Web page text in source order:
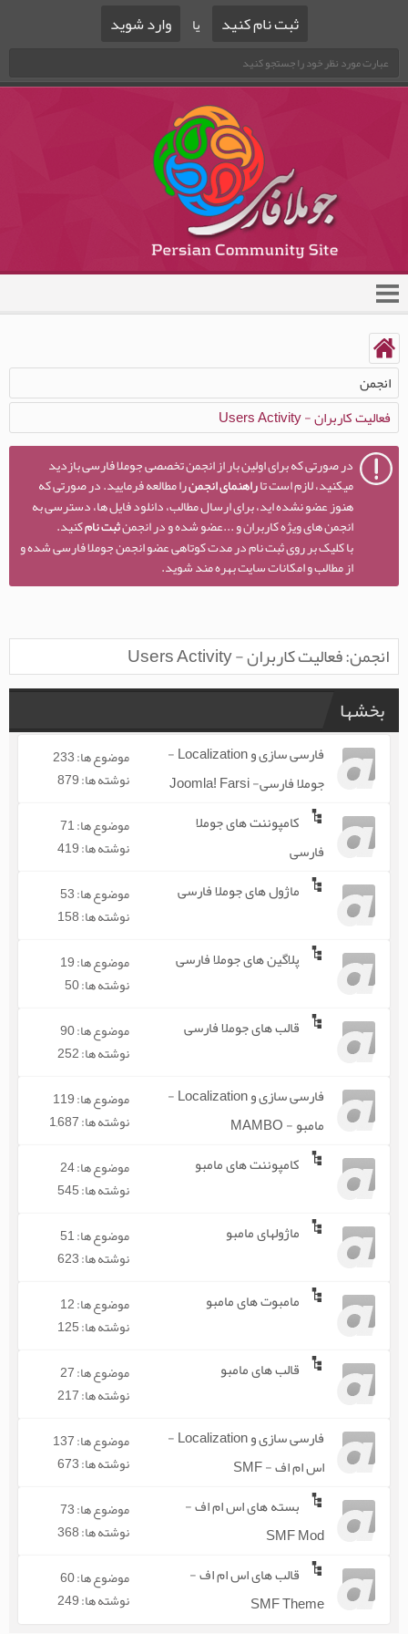
ثبت نام کنید یا وارد شوید
انجمن
فعالیت کاربران - Users Activity
در صورتی که برای اولین بار از انجمن تخصصی جوملا فارسی بازدید
میکنید، لازم است تاراهنمای انجمنرا مطالعه فرمایید. در صورتی که
هنوز عضو نشده اید، برای ارسال مطالب، دانلود فایل ها، دسترسی به
انجمن های ویژه کاربران و ...عضو شده و در انجمنثبت نامکنید.
با کلیک بر روی ثبت نام در مدت کوتاهی عضو انجمن جوملا فارسی شده و
از مطالب و امکانات سایت بهره مند شوید.
انجمن:فعالیت کاربران - Users Activity
بخشها
فارسی سازی و Localization -
جوملا فارسی- Joomla! Farsi
موضوع ها: 233
نوشته ها: 879
کامپوننت های جوملا
فارسی
موضوع ها: 71
نوشته ها: 419
ماژول های جوملا فارسی
موضوع ها: 53
نوشته ها: 158
پلاگین های جوملا فارسی
موضوع ها: 19
نوشته ها: 50
قالب های جوملا فارسی
موضوع ها: 90
نوشته ها: 252
فارسی سازی و Localization -
مامبو - MAMBO
موضوع ها: 119
نوشته ها: 1,687
کامپوننت های مامبو
موضوع ها: 24
نوشته ها: 545
ماژولهای مامبو
موضوع ها: 51
نوشته ها: 623
مامبوت های مامبو
موضوع ها: 12
نوشته ها: 125
قالب های مامبو
موضوع ها: 27
نوشته ها: 217
فارسی سازی و Localization -
اس ام اف - SMF
موضوع ها: 137
نوشته ها: 673
بسته های اس ام اف -
SMF Mod
موضوع ها: 73
نوشته ها: 368
قالب های اس ام اف -
SMF Theme
موضوع ها: 60
نوشته ها: 249